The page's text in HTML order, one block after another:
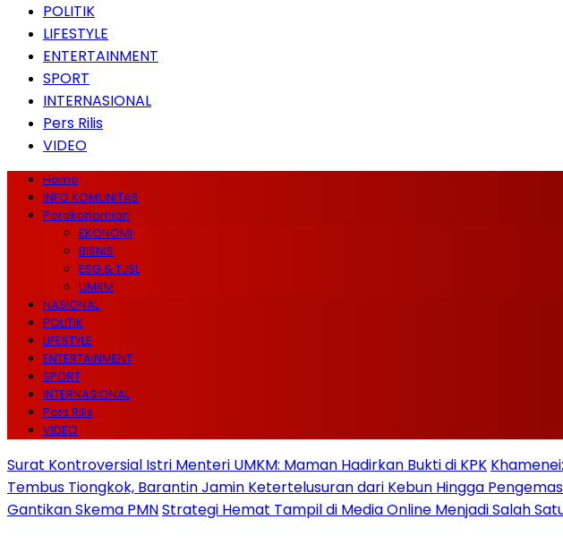
POLITIK
LIFESTYLE
ENTERTAINMENT
SPORT
INTERNASIONAL
Pers Rilis
VIDEO
Home
INFO KOMUNITAS
Perekonomian
EKONOMI
BISNIS
ESG & TJSL
UMKM
NASIONAL
POLITIK
LIFESTYLE
ENTERTAINMENT
SPORT
INTERNASIONAL
Pers Rilis
VIDEO
Surat Kontroversial Istri Menteri UMKM: Maman Hadirkan Bukti di KPK
Tembus Tiongkok, Barantin Jamin Ketertelusuran dari Kebun Hingga
Gantikan Skema PMNStrategi Hemat Tampil di Media Online Menjadi Salah